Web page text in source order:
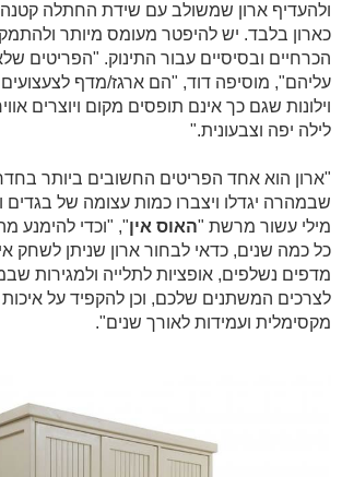
ולהעדיף ארון שמשולב עם שידת החתלה
כארון בלבד. יש להיפטר מעומס מיותר
הכרחיים ובסיסיים עבור התינוק. "הפריטים
עליהם", מוסיפה דוד, "הם ארגז/מדף לצעצועים
וילונות שגם כך אינם תופסים מקום ויוצרים
לילה יפה וצבעונית."
"ארון הוא אחד הפריטים החשובים ביותר
שבמהרה יגדלו ויצברו כמות עצומה של בגדים
מילי עשור מרשת "האוס אין", "וכדי להימנע
כל כמה שנים, כדאי לבחור ארון שניתן לשחק
מדפים נשלפים, אופציות לתלייה ולמגירות
לצרכים המשתנים שלכם, וכן להקפיד על
מקסימלית ועמידות לאורך שנים".